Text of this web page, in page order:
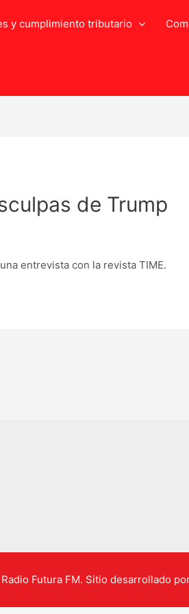
y cumplimiento tributario
de Trump
entrevista con la revista TIME.
Futura FM. Sitio desarrollado